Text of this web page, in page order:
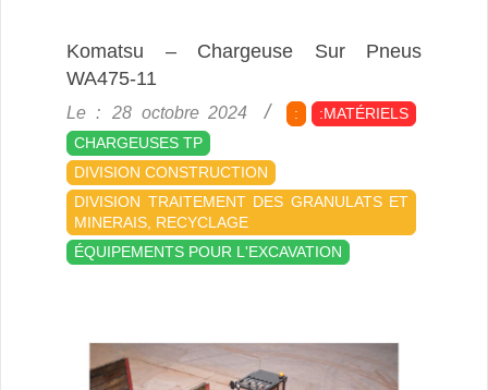
Komatsu – Chargeuse Sur Pneus
WA475-11
2024-
10-
28
Le : 28 octobre 2024 :
:MATÉRIELS
CHARGEUSES TP
DIVISION CONSTRUCTION
DIVISION TRAITEMENT DES GRANULATS ET
MINERAIS, RECYCLAGE
ÉQUIPEMENTS POUR L'EXCAVATION